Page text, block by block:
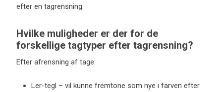
efter en tagrensning.
Hvilke muligheder er der for de
forskellige tagtyper efter tagrensning?
Efter afrensning af tage:
Ler-tegl – vil kunne fremtone som nye i farven efter